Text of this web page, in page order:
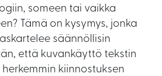
someen tai vaikka
Tämä on kysymys, jonka
säännöllisin
että kuvankäyttö tekstin
kiinnostuksen